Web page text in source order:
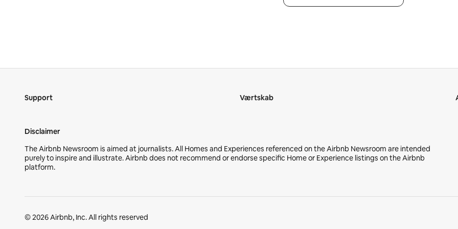
Support Værtskab
Disclaimer
The Airbnb Newsroom is aimed at journalists. All Homes and Experiences referenced on the Airbnb Newsroom are intended
purely to inspire and illustrate. Airbnb does not recommend or endorse specific Home or Experience listings on the Airbnb
platform.
© 2026 Airbnb, Inc. All rights reserved